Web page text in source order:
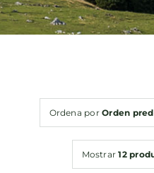
Bebidas
Ordena porOrden
Mostrar12